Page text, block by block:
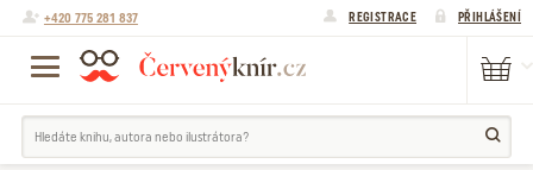
+420 775 281 837 REGISTRACE PŘIHLÁŠENÍ